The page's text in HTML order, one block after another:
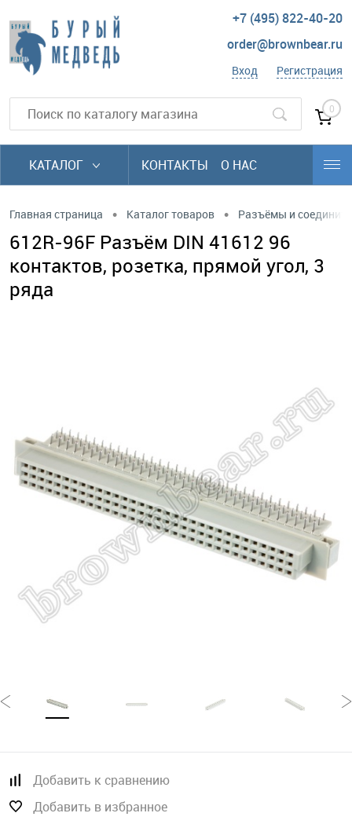
+7 (495) 822-40-20
order@brownbear.ru
Вход Регистрация
0
КАТАЛОГ КОНТАКТЫ О НАС
Главная страница • Каталог товаров • Разъёмы и
612R-96F Разъём DIN 41612 96
контактов, розетка, прямой угол, 3
ряда
Добавить к сравнению
Добавить в избранное